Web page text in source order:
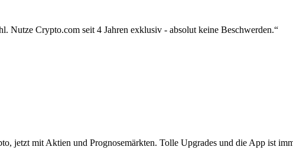
Nutze Crypto.com seit 4 Jahren exklusiv - absolut keine Beschwerden.“
jetzt mit Aktien und Prognosemärkten. Tolle Upgrades und die App ist